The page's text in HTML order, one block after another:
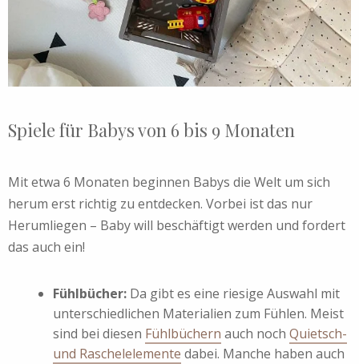
Spiele für Babys von 6 bis 9 Monaten
Mit etwa 6 Monaten beginnen Babys die Welt um sich
herum erst richtig zu entdecken. Vorbei ist das nur
Herumliegen – Baby will beschäftigt werden und fordert
das auch ein!
Fühlbücher: Da gibt es eine riesige Auswahl mit
unterschiedlichen Materialien zum Fühlen. Meist
sind bei diesen Fühlbüchern auch noch Quietsch-
und Raschelelemente dabei. Manche haben auch